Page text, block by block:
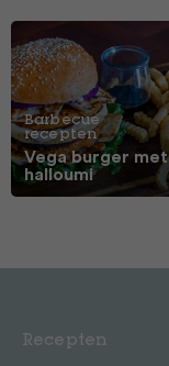
Barbecue
recepten
Vega burger met
halloumi
Recepten